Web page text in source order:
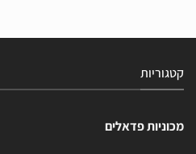
קטגוריות
מכוניות פדאלים